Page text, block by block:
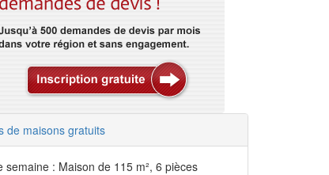
de maisons gratuits
semaine : Maison de 115 m², 6 pièces